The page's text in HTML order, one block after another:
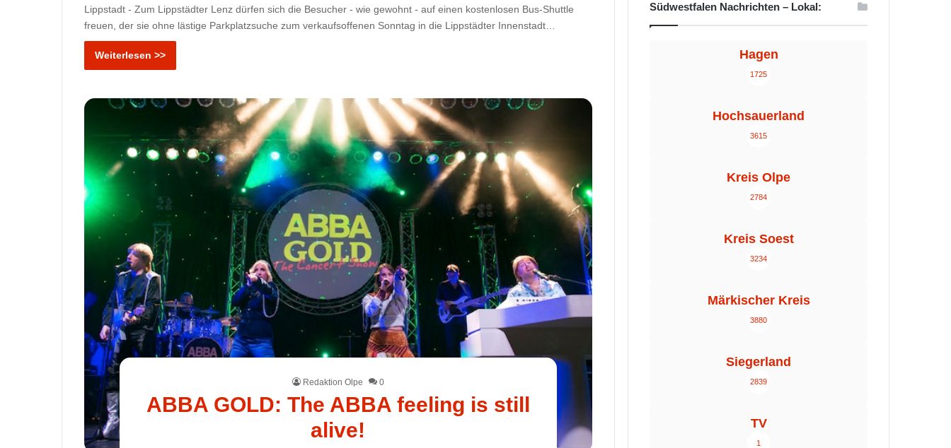
Lippstadt - Zum Lippstädter Lenz dürfen sich die Besucher - wie gewohnt - auf einen kostenlosen Bus-Shuttle
freuen, der sie ohne lästige Parkplatzsuche zum verkaufsoffenen Sonntag in die Lippstädter Innenstadt…
Weiterlesen >>
Redaktion Olpe 0
ABBA GOLD: The ABBA feeling is still
alive!
Südwestfalen Nachrichten – Lokal:
Hagen
1725
Hochsauerland
3615
Kreis Olpe
2784
Kreis Soest
3234
Märkischer Kreis
3880
Siegerland
2839
TV
1